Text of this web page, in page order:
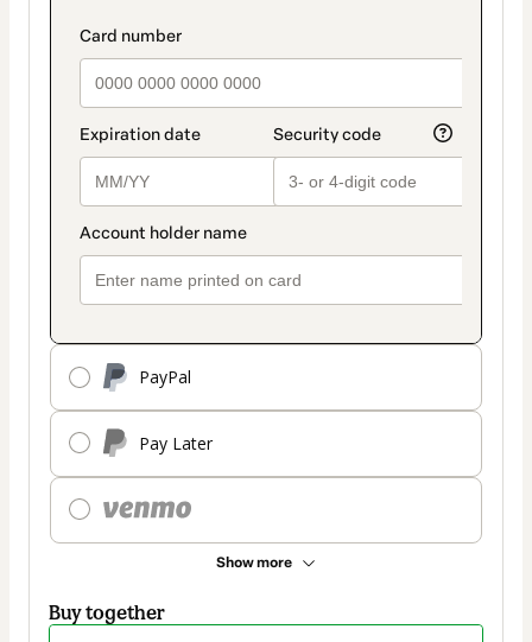
payment_data.section_title_v2
PayPal
Pay Later
Show more
method
Buy together